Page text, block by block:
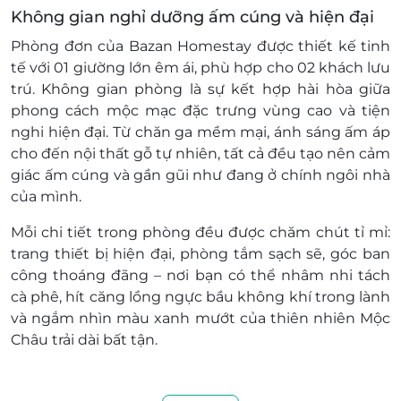
Không gian nghỉ dưỡng ấm cúng và hiện đại
Phòng đơn của Bazan Homestay được thiết kế tinh
tế với01 giường lớn êm ái, phù hợp cho 02 khách lưu
trú. Không gian phòng là sự kết hợp hài hòa giữa
phong cách mộc mạc đặc trưng vùng cao và tiện
nghi hiện đại. Từ chăn ga mềm mại, ánh sáng ấm áp
cho đến nội thất gỗ tự nhiên, tất cả đều tạo nên cảm
giác ấm cúng và gần gũi như đang ở chính ngôi nhà
của mình.
Mỗi chi tiết trong phòng đều được chăm chút tỉ mỉ:
trang thiết bị hiện đại, phòng tắm sạch sẽ, góc ban
công thoáng đãng – nơi bạn có thể nhâm nhi tách
cà phê, hít căng lồng ngực bầu không khí trong lành
và ngắm nhìn màu xanh mướt của thiên nhiên Mộc
Châu trải dài bất tận.